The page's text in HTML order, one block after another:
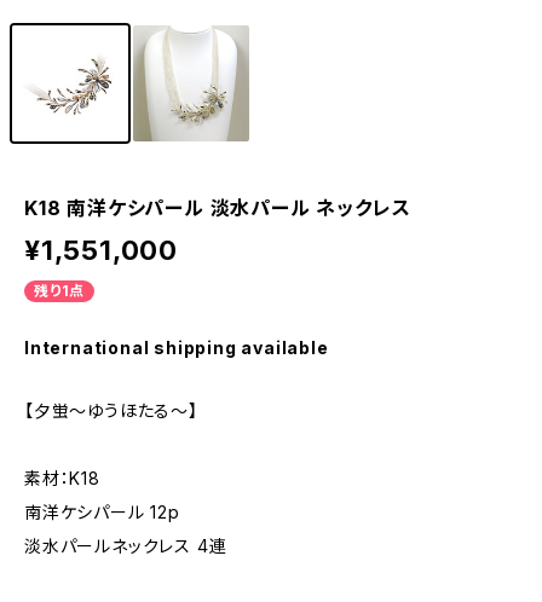
K18 南洋ケシパール 淡水パール ネックレス
¥1,551,000
残り1点
International shipping available
【夕蛍～ゆうほたる～】
素材：K18
南洋ケシパール 12p
淡水パールネックレス 4連